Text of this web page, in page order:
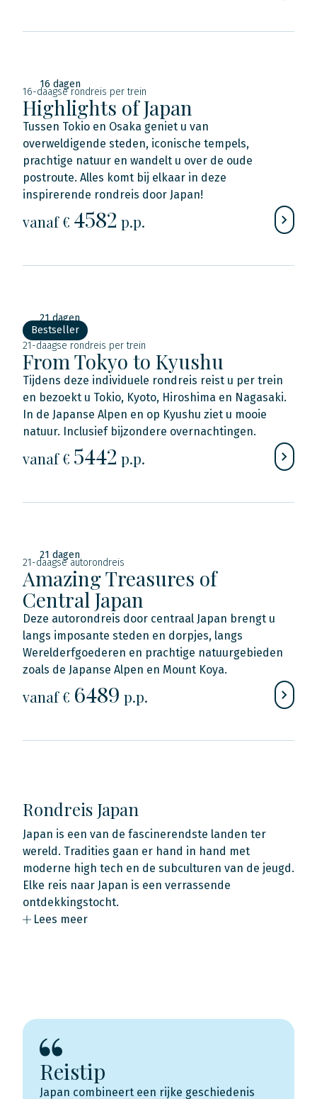
16 dagen
16-daagse rondreis per trein
Highlights of Japan
Tussen Tokio en Osaka geniet u van
overweldigende steden, iconische tempels,
prachtige natuur en wandelt u over de oude
postroute. Alles komt bij elkaar in deze
inspirerende rondreis door Japan!
vanaf € 4582 p.p.
21 dagen
Bestseller
21-daagse rondreis per trein
From Tokyo to Kyushu
Tijdens deze individuele rondreis reist u per trein
en bezoekt u Tokio, Kyoto, Hiroshima en Nagasaki.
In de Japanse Alpen en op Kyushu ziet u mooie
natuur. Inclusief bijzondere overnachtingen.
vanaf € 5442 p.p.
21 dagen
21-daagse autorondreis
Amazing Treasures of
Central Japan
Deze autorondreis door centraal Japan brengt u
langs imposante steden en dorpjes, langs
Werelderfgoederen en prachtige natuurgebieden
zoals de Japanse Alpen en Mount Koya.
vanaf € 6489 p.p.
Rondreis Japan
Japan is een van de fascinerendste landen ter
wereld. Tradities gaan er hand in hand met
moderne high tech en de subculturen van de jeugd.
Elke reis naar Japan is een verrassende
ontdekkingstocht.
Lees meer
Reistip
Japan combineert een rijke geschiedenis